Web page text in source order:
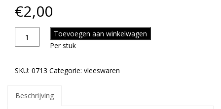
€2,00
Toevoegen aan winkelwagen
Per stuk
SKU: 0713 Categorie: vleeswaren
Beschrijving